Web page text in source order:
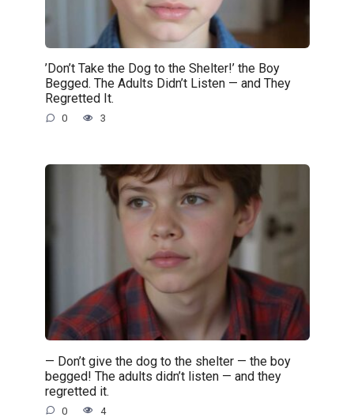
’Don’t Take the Dog to the Shelter!’ the Boy
Begged. The Adults Didn’t Listen — and They
Regretted It.
0 3
— Don’t give the dog to the shelter — the boy
begged! The adults didn’t listen — and they
regretted it.
0 4